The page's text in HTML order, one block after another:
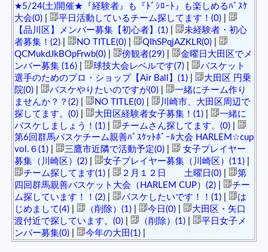
★5/24(土)開催★『経験者』も『ﾄﾞｼﾛｰﾄ』も楽しめるﾊﾞｽｹ
大会(0)
平日活動しているチーム探してます！(0)
【品川区】メンバー募集【初心者】(1)
未経験者・初心
者募集！(2)
NO TITLE(0) QIhSPqjAZKLR(0)
QCMukdJkBOpFrwb(0)
傍観者(29)
金曜日大田区でメ
ンバー募集 (16)
球技大会レベルです(7)
バスケット
選手のためのプロ・ショップ【Air Ball】(1)
大田区 円乗
院(0)
バスケやりたいのですが(0)
一緒にチーム作り
ませんか？？(2)
NO TITLE(0)
川崎市、大田区周辺で
探してます。(0)
大田区経験者女子募集！(1)
一緒に
バスケしましょう！(1)
チームさん探してます。(0)
第6回群馬バスケチーム親善ﾊﾞｽｹｯﾄﾎﾞｰﾙ大会 HARLEM☆cup
vol.６(1)
三鷹市近隣で活動予定(0)
女子プレイヤー
募集（川崎区）(2)
女子プレイヤー募集（川崎区）(11)
チーム探してます(1)
２月１２日 土曜日(0)
第
四回群馬親善バスケット大会（HARLEM CUP）(2)
チー
ム探しています！！(2)
バスケしたいです！！(1)
は
じめまして(4)
（削除）(1) 今日(0)
大田区・矢口
渡付近で探しています。(0)
（削除）(1)
平日女子メ
ンバー募集(0)
今年の大田(1)